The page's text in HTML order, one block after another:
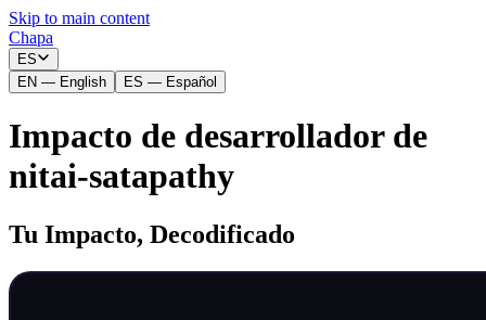
Skip to main content
Chapa
ES
EN — English ES — Español
Impacto de desarrollador de
nitai-satapathy
Tu Impacto, Decodificado